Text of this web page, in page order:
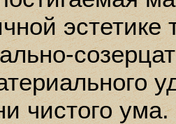
чистого ума.